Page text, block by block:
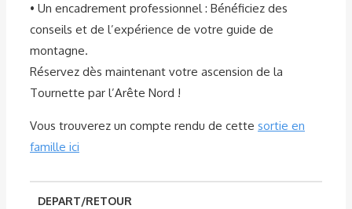
• Un encadrement professionnel : Bénéficiez des
conseils et de l’expérience de votre guide de
montagne.
Réservez dès maintenant votre ascension de la
Tournette par l’Arête Nord !
Vous trouverez un compte rendu de cette sortie en
famille ici
DEPART/RETOUR